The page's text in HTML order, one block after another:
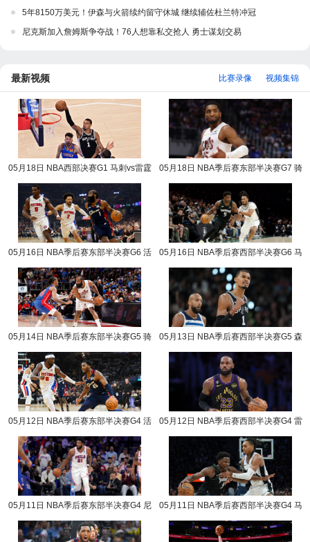
5年8150万美元！伊森与火箭续约留守休城 继续辅佐杜兰特冲冠
尼克斯加入詹姆斯争夺战！76人想靠私交抢人 勇士谋划交易
最新视频 视频集锦
比赛录像
05月18日 NBA西部决赛G1 马刺vs雷霆
05月18日 NBA季后赛东部半决赛G7 骑
05月16日 NBA季后赛东部半决赛G6 活
05月16日 NBA季后赛西部半决赛G6 马
05月14日 NBA季后赛东部半决赛G5 骑
05月13日 NBA季后赛西部半决赛G5 森
05月12日 NBA季后赛东部半决赛G4 活
05月12日 NBA季后赛西部半决赛G4 雷
05月11日 NBA季后赛东部半决赛G4 尼
05月11日 NBA季后赛西部半决赛G4 马